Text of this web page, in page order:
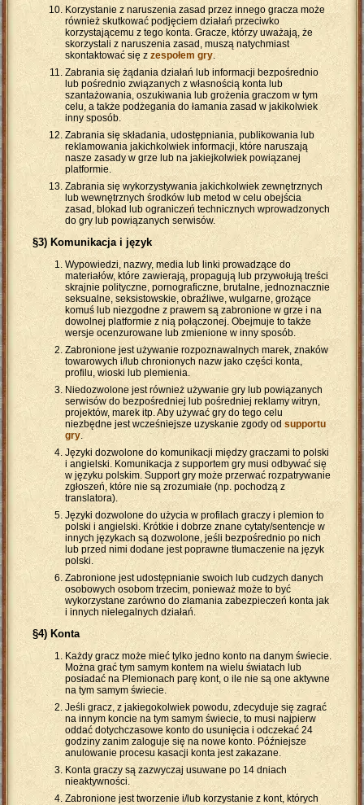
Korzystanie z naruszenia zasad przez innego gracza może
również skutkować podjęciem działań przeciwko
korzystającemu z tego konta. Gracze, którzy uważają, że
skorzystali z naruszenia zasad, muszą natychmiast
skontaktować się z zespołem gry.
Zabrania się żądania działań lub informacji bezpośrednio
lub pośrednio związanych z własnością konta lub
szantażowania, oszukiwania lub grożenia graczom w tym
celu, a także podżegania do łamania zasad w jakikolwiek
inny sposób.
Zabrania się składania, udostępniania, publikowania lub
reklamowania jakichkolwiek informacji, które naruszają
nasze zasady w grze lub na jakiejkolwiek powiązanej
platformie.
Zabrania się wykorzystywania jakichkolwiek zewnętrznych
lub wewnętrznych środków lub metod w celu obejścia
zasad, blokad lub ograniczeń technicznych wprowadzonych
do gry lub powiązanych serwisów.
§3) Komunikacja i język
Wypowiedzi, nazwy, media lub linki prowadzące do
materiałów, które zawierają, propagują lub przywołują treści
skrajnie polityczne, pornograficzne, brutalne, jednoznacznie
seksualne, seksistowskie, obraźliwe, wulgarne, grożące
komuś lub niezgodne z prawem są zabronione w grze i na
dowolnej platformie z nią połączonej. Obejmuje to także
wersje ocenzurowane lub zmienione w inny sposób.
Zabronione jest używanie rozpoznawalnych marek, znaków
towarowych i/lub chronionych nazw jako części konta,
profilu, wioski lub plemienia.
Niedozwolone jest również używanie gry lub powiązanych
serwisów do bezpośredniej lub pośredniej reklamy witryn,
projektów, marek itp. Aby używać gry do tego celu
niezbędne jest wcześniejsze uzyskanie zgody od supportu
gry.
Języki dozwolone do komunikacji między graczami to polski
i angielski. Komunikacja z supportem gry musi odbywać się
w języku polskim. Support gry może przerwać rozpatrywanie
zgłoszeń, które nie są zrozumiałe (np. pochodzą z
translatora).
Języki dozwolone do użycia w profilach graczy i plemion to
polski i angielski. Krótkie i dobrze znane cytaty/sentencje w
innych językach są dozwolone, jeśli bezpośrednio po nich
lub przed nimi dodane jest poprawne tłumaczenie na język
polski.
Zabronione jest udostępnianie swoich lub cudzych danych
osobowych osobom trzecim, ponieważ może to być
wykorzystane zarówno do złamania zabezpieczeń konta jak
i innych nielegalnych działań.
§4) Konta
Każdy gracz może mieć tylko jedno konto na danym świecie.
Można grać tym samym kontem na wielu światach lub
posiadać na Plemionach parę kont, o ile nie są one aktywne
na tym samym świecie.
Jeśli gracz, z jakiegokolwiek powodu, zdecyduje się zagrać
na innym koncie na tym samym świecie, to musi najpierw
oddać dotychczasowe konto do usunięcia i odczekać 24
godziny zanim zaloguje się na nowe konto. Późniejsze
anulowanie procesu kasacji konta jest zakazane.
Konta graczy są zazwyczaj usuwane po 14 dniach
nieaktywności.
Zabronione jest tworzenie i/lub korzystanie z kont, których